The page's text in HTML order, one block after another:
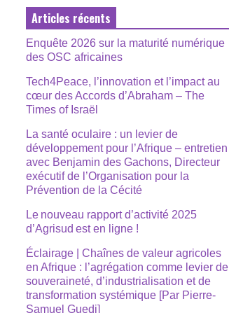
Articles récents
Enquête 2026 sur la maturité numérique
des OSC africaines
Tech4Peace, l’innovation et l’impact au
cœur des Accords d’Abraham – The
Times of Israël
La santé oculaire : un levier de
développement pour l’Afrique – entretien
avec Benjamin des Gachons, Directeur
exécutif de l’Organisation pour la
Prévention de la Cécité
Le nouveau rapport d’activité 2025
d’Agrisud est en ligne !
Éclairage | Chaînes de valeur agricoles
en Afrique : l’agrégation comme levier de
souveraineté, d’industrialisation et de
transformation systémique [Par Pierre-
Samuel Guedj]